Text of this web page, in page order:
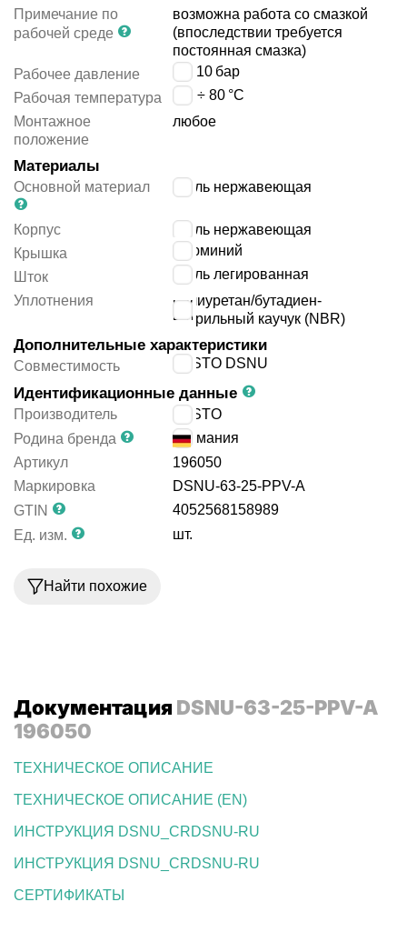
Примечание по
рабочей среде
возможна работа со смазкой
(впоследствии требуется
постоянная смазка)
Рабочее давление
1 ÷ 10 бар
Рабочая температура
-20 ÷ 80 °C
Монтажное
положение
любое
Материалы
Основной материал сталь нержавеющая
Корпус
сталь нержавеющая
Крышка
алюминий
Шток
сталь легированная
Уплотнения
полиуретан/бутадиен-
нитрильный каучук (NBR)
Дополнительные характеристики
Совместимость FESTO DSNU
Идентификационные данные
Производитель
FESTO
Родина бренда
Германия
Артикул
196050
Маркировка
DSNU-63-25-PPV-A
GTIN
4052568158989
Ед. изм.
шт.
Найти похожие
Документация DSNU-63-25-PPV-A
196050
ТЕХНИЧЕСКОЕ ОПИСАНИЕ
ТЕХНИЧЕСКОЕ ОПИСАНИЕ (EN)
ИНСТРУКЦИЯ DSNU_CRDSNU-RU
ИНСТРУКЦИЯ DSNU_CRDSNU-RU
СЕРТИФИКАТЫ